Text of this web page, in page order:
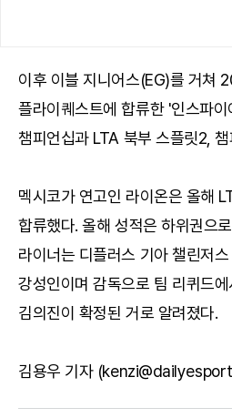
이후 이블 지니어스(EG)를 거쳐
플라이퀘스트에 합류한 '인스파
챔피언십과 LTA 북부 스플릿2,
멕시코가 연고인 라이온은 올해
합류했다. 올해 성적은 하위권으
라이너는 디플러스 기아 챌린저
강성인이며 감독으로 팀 리퀴드
김의진이 확정된 거로 알려졌다.
김용우 기자